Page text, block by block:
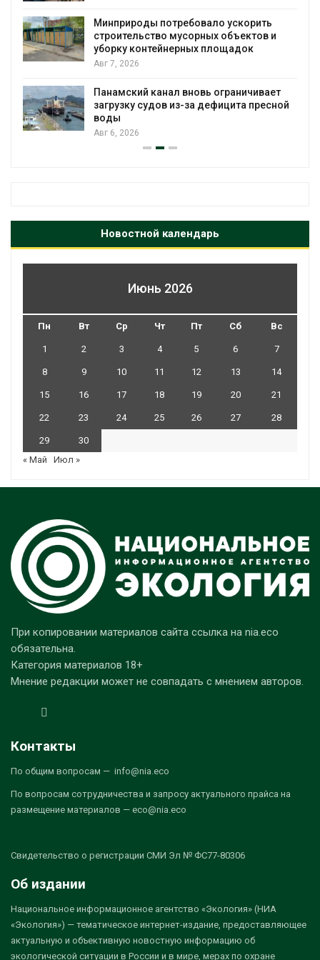
ускорить
объектов и
ограничивает
пресной
рубок
Авг 6, 2026
краснокнижных растений
Авг 6, 2026
Новостной календарь
Июнь 2026
Пн Вт Ср Чт Пт Сб Вс
1 2 3 4 5 6 7
8 9 10 11 12 13 14
15 16 17 18 19 20 21
22 23 24 25 26 27 28
29
30
« Май
Июл »
При копировании материалов сайта ссылка на nia.eco
обязательна.
Категория материалов 18+
Мнение редакции может не совпадать с мнением авторов.
Контакты
По общим вопросам — info@nia.eco
По вопросам сотрудничества и запросу актуального прайса на
размещение материалов — eco@nia.eco
Свидетельство о регистрации СМИ Эл № ФС77-80306
Об издании
Национальное информационное агентство «Экология» (НИА
«Экология») — тематическое интернет-издание, предоставляющее
актуальную и объективную новостную информацию об
экологической ситуации в России и в мире, мерах по охране